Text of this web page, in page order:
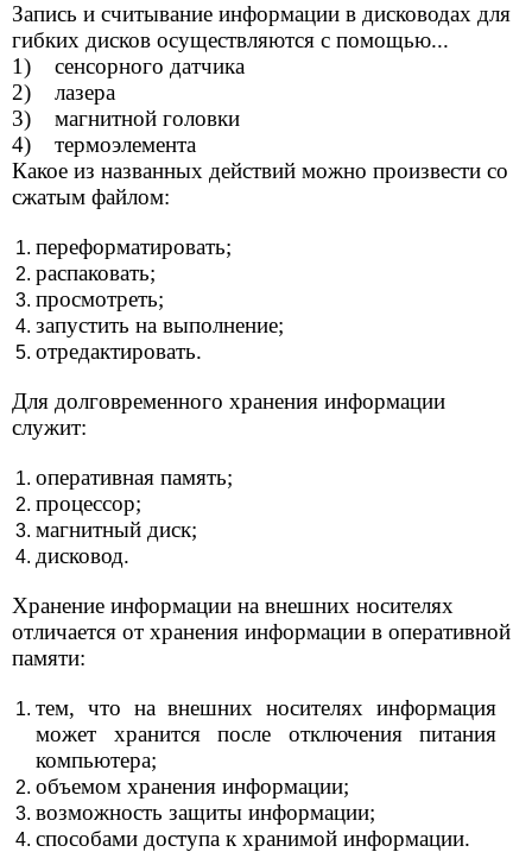
Запись и считывание информации в дисководах для
гибких дисков осуществляются с помощью...
1) сенсорного датчика
2) лазера
3) магнитной головки
4) термоэлемента
Какое из названных действий можно произвести со
сжатым файлом:
переформатировать;
распаковать;
просмотреть;
запустить на выполнение;
отредактировать.
Для долговременного хранения информации
служит:
оперативная память;
процессор;
магнитный диск;
дисковод.
Хранение информации на внешних носителях
отличается от хранения информации в оперативной
памяти:
тем, что на внешних носителях информация
может хранится после отключения питания
компьютера;
объемом хранения информации;
возможность защиты информации;
способами доступа к хранимой информации.